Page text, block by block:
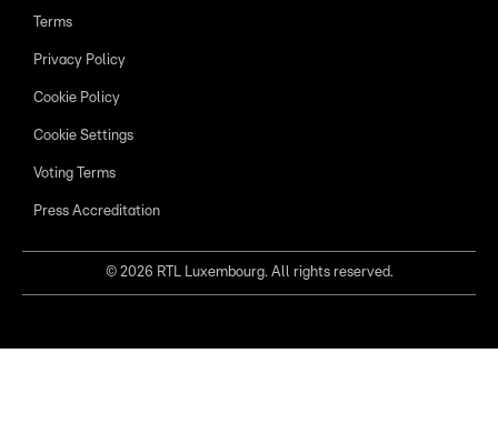
Terms
Privacy Policy
Cookie Policy
Cookie Settings
Voting Terms
Press Accreditation
© 2026 RTL Luxembourg. All rights reserved.